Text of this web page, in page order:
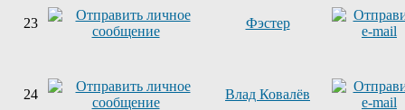
23 Фэстер
24 Влад Ковалёв